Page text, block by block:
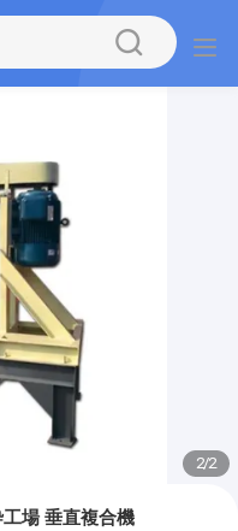
2/2
場 垂直複合機